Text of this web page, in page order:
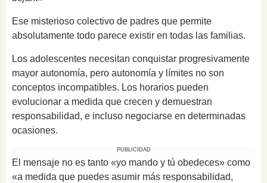
Ese misterioso colectivo de padres que permite
absolutamente todo parece existir en todas las familias.
Los adolescentes necesitan conquistar progresivamente
mayor autonomía, pero autonomía y límites no son
conceptos incompatibles. Los horarios pueden
evolucionar a medida que crecen y demuestran
responsabilidad, e incluso negociarse en determinadas
ocasiones.
PUBLICIDAD
El mensaje no es tanto «yo mando y tú obedeces» como
«a medida que puedes asumir más responsabilidad,